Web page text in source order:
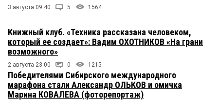
3 августа 09:40 5 1564
Книжный клуб. «Техника рассказана человеком,
который ее создает»: Вадим ОХОТНИКОВ «На грани
возможного»
2 августа 23:00 0 1215
Победителями Сибирского международного
марафона стали Александр ОЛЬКОВ и омичка
Марина КОВАЛЕВА (фоторепортаж)